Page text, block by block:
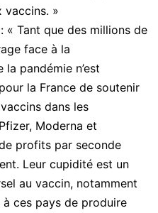
vaccins. »
: « Tant que des millions de
face à la
pandémie n’est
la France de soutenir
dans les
Moderna et
profits par seconde
Leur cupidité est un
au vaccin, notamment
ces pays de produire